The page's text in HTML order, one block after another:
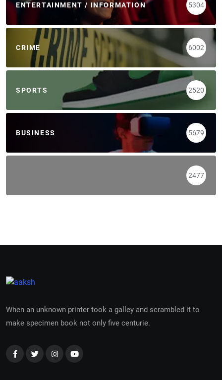
ENTERTAINMENT / INFORMATION 5304
CRIME 6002
SPORTS 2520
BUSINESS 5679
2477
When an unknown printer took a galley and scrambled it to
make specimen book not only five centurie.